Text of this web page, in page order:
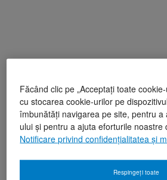
Făcând clic pe „Acceptați toate
cu stocarea cookie-urilor pe
îmbunătăți navigarea pe site, pentru a
ului și pentru a ajuta eforturile noastre
Notificare privind confidențialitatea și
Respingeți toate